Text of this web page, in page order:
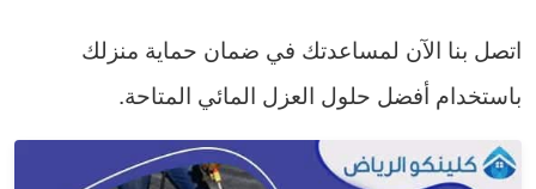
اتصل بنا الآن لمساعدتك في ضمان حماية منزلك
باستخدام أفضل حلول العزل المائي المتاحة.